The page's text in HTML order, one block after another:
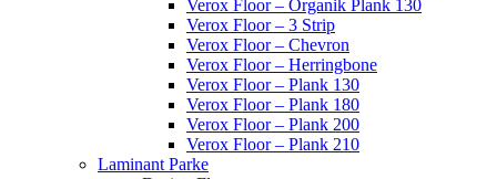
Verox Floor – Organik Plank 130
Verox Floor – 3 Strip
Verox Floor – Chevron
Verox Floor – Herringbone
Verox Floor – Plank 130
Verox Floor – Plank 180
Verox Floor – Plank 200
Verox Floor – Plank 210
Laminant Parke